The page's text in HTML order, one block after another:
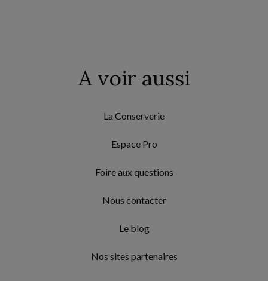
A voir aussi
La Conserverie
Espace Pro
Foire aux questions
Nous contacter
Le blog
Nos sites partenaires